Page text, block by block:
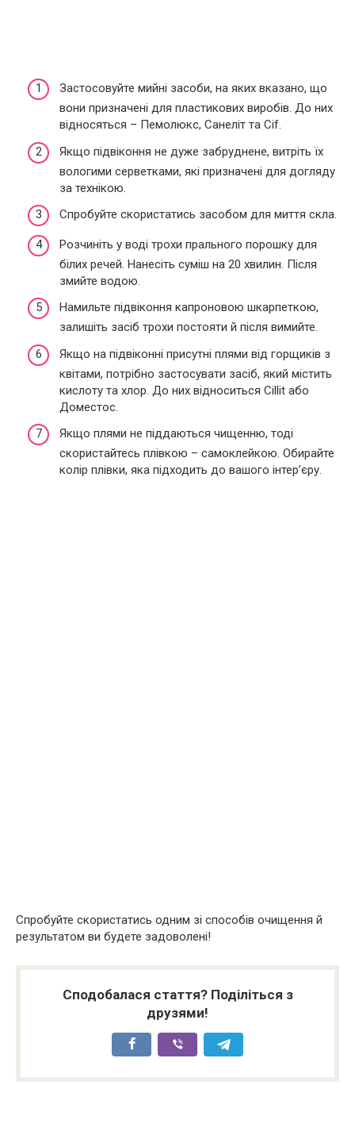
Застосовуйте мийні засоби, на яких вказано, що
вони призначені для пластикових виробів. До них
відносяться – Пемолюкс, Санеліт та Cif.
Якщо підвіконня не дуже забруднене, витріть їх
вологими серветками, які призначені для догляду
за технікою.
Спробуйте скористатись засобом для миття скла.
Розчиніть у воді трохи прального порошку для
білих речей. Нанесіть суміш на 20 хвилин. Після
змийте водою.
Намильте підвіконня капроновою шкарпеткою,
залишіть засіб трохи постояти й після вимийте.
Якщо на підвіконні присутні плями від горщиків з
квітами, потрібно застосувати засіб, який містить
кислоту та хлор. До них відноситься Cillit або
Доместос.
Якщо плями не піддаються чищенню, тоді
скористайтесь плівкою – самоклейкою. Обирайте
колір плівки, яка підходить до вашого інтер’єру.
Спробуйте скористатись одним зі способів очищення й
результатом ви будете задоволені!
Сподобалася стаття? Поділіться з
друзями!